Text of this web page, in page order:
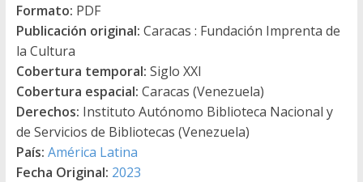
Formato: PDF
Publicación original: Caracas : Fundación Imprenta de
la Cultura
Cobertura temporal: Siglo XXI
Cobertura espacial: Caracas (Venezuela)
Derechos: Instituto Autónomo Biblioteca Nacional y
de Servicios de Bibliotecas (Venezuela)
País: América Latina
Fecha Original: 2023